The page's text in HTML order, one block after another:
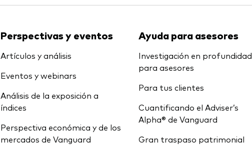
Perspectivas y eventos
Artículos y análisis
Eventos y webinars
Análisis de la exposición a
índices
Perspectiva económica y de los
mercados de Vanguard
Ayuda para asesores
Investigación en profundidad
para asesores
Para tus clientes
Cuantificando el Adviser’s
Alpha® de Vanguard
Gran traspaso patrimonial